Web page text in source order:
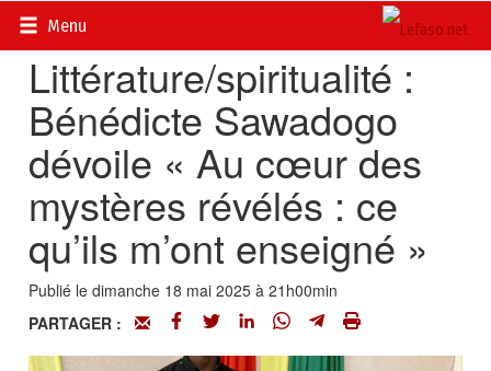
Menu
Accueil>
Littérature/spiritualité :
Bénédicte Sawadogo
dévoile « Au cœur des
mystères révélés : ce
qu’ils m’ont enseigné »
Publié le dimanche 18 mai 2025 à 21h00min
PARTAGER :